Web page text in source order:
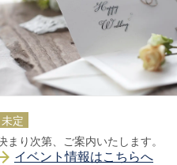
未定
まり次第、ご案内いたします。
イベント情報はこちらへ